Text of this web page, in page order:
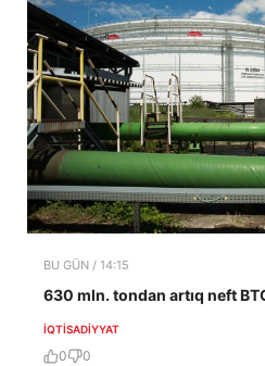
BU GÜN / 14:15
630 mln. tondan artıq neft
İQTISADIYYAT
0 0